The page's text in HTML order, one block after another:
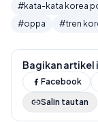
#kata-kata korea
#oppa
#tren
Bagikan artikel
Facebook
Salin tautan